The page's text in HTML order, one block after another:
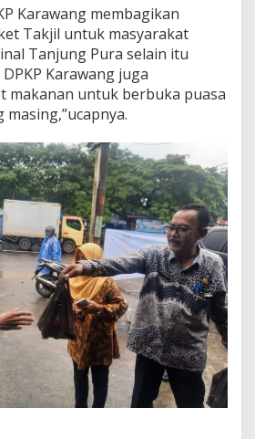
n
n
Karawang membagikan
Takjil untuk masyarakat
Tanjung Pura selain itu
Karawang juga
makanan untuk berbuka puasa